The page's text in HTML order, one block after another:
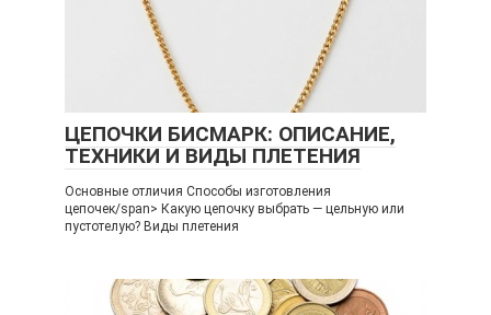
ЦЕПОЧКИ БИСМАРК: ОПИСАНИЕ,
ТЕХНИКИ И ВИДЫ ПЛЕТЕНИЯ
Основные отличия Способы изготовления
цепочек/span> Какую цепочку выбрать — цельную или
пустотелую? Виды плетения